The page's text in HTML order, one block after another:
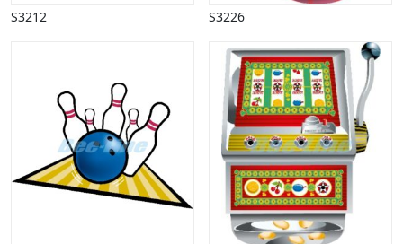
Piktogrammer
Restauration, hotel
Scenarier
Skibe, både, søfart
Sommer
Spil
Billard
S3212 S3226